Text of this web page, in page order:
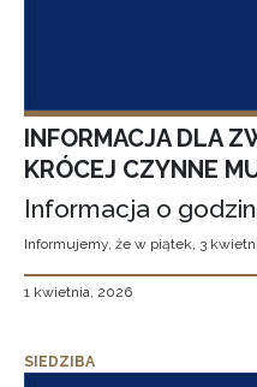
INFORMACJA DLA
KRÓCEJ CZYNNE
Informacja o
Informujemy, że w piątek, 3
1 kwietnia, 2026
SIEDZIBA